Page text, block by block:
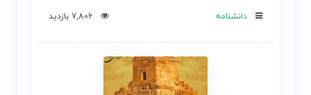
دانشنامه 7,806 بازدید